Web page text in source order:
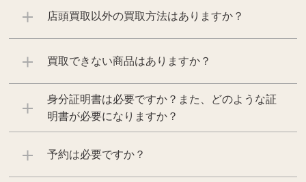
店頭買取以外の買取方法はありますか？
買取できない商品はありますか？
身分証明書は必要ですか？また、どのような証
明書が必要になりますか？
予約は必要ですか？